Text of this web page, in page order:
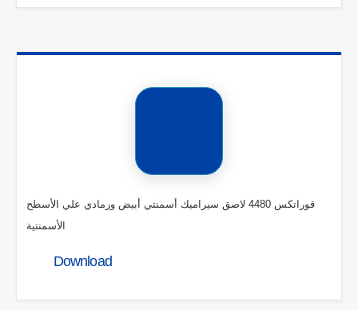
قوراتكس 4480 لاصق سيراميك أسمنتي أبيض ورمادي علي الأسطح
الأسمنتية
Download